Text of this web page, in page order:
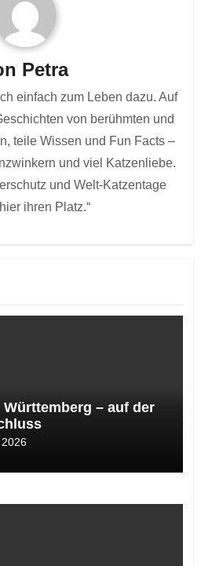
Petra
einfach zum Leben dazu. Auf
von berühmten und
teile Wissen und Fun Facts –
und viel Katzenliebe.
und Welt-Katzentage
ihren Platz.“
– auf der